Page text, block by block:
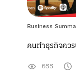
Business
คนทำธุรกิจคว
655